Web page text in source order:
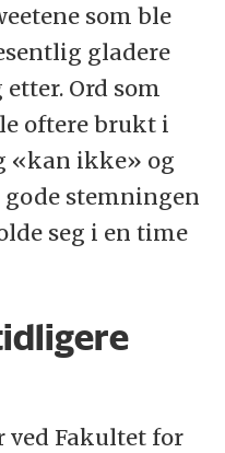
som ble
gladere
Ord som
oftere brukt i
«kan ikke» og
stemningen
seg i en time
ved Fakultet for